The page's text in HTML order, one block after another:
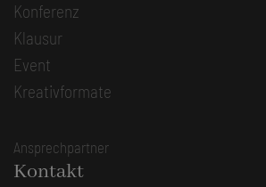
Konferenz
Klausur
Event
Kreativformate
Ansprechpartner
Kontakt